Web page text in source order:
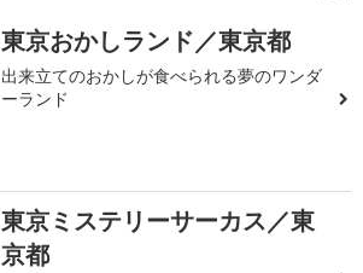
東京おかしランド／東京都
出来立てのおかしが食べられる夢のワンダ
ーランド
東京ミステリーサーカス／東
京都